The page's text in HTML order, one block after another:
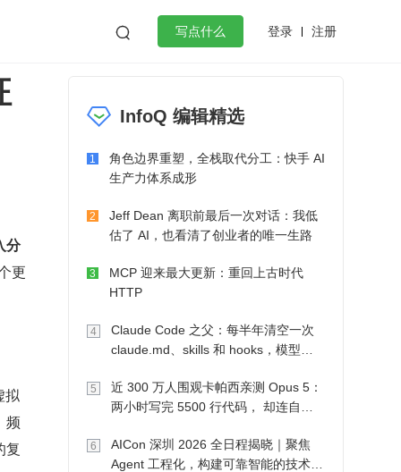
 写点什么 登录 注册
作
微服务架构 flutter
分
更
拟
频
复
InfoQ 编辑精选
1
角色边界重塑，全栈取代分工：快手 AI
生产力体系成形
2
Jeff Dean 离职前最后一次对话：我低
估了 AI，也看清了创业者的唯一生路
3
MCP 迎来最大更新：重回上古时代
HTTP
4
Claude Code 之父：每半年清空一次
claude.md、skills 和 hooks，模型自
5
近 300 万人围观卡帕西亲测 Opus 5：
两小时写完 5500 行代码， 却连自己
6
AICon 深圳 2026 全日程揭晓｜聚焦
Agent 工程化，构建可靠智能的技术路